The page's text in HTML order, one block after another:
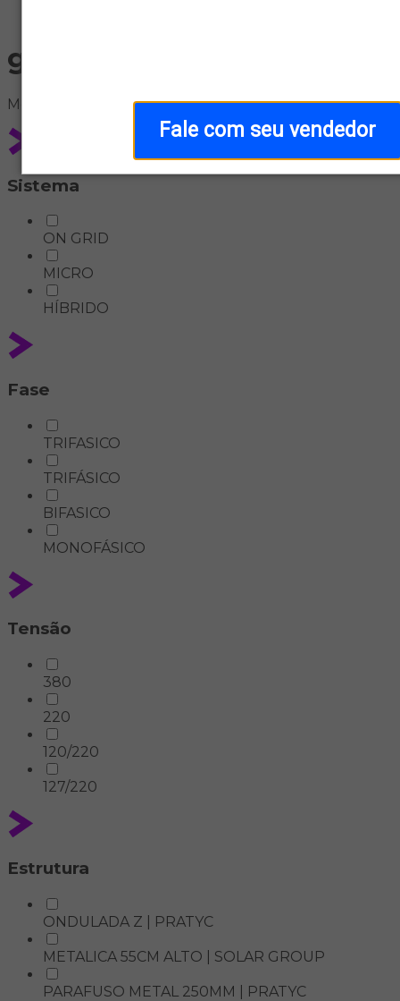
Fale com seu vendedor
growatt
Meus
Sistema
ON GRID
MICRO
HÍBRIDO
Fase
TRIFASICO
TRIFÁSICO
BIFASICO
MONOFÁSICO
Tensão
380
220
120/220
127/220
Estrutura
ONDULADA Z | PRATYC
METALICA 55CM ALTO | SOLAR GROUP
PARAFUSO METAL 250MM | PRATYC